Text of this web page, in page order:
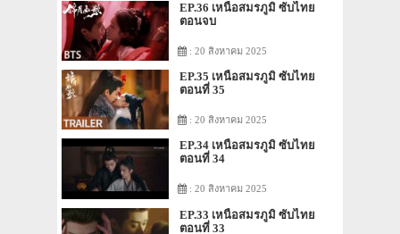
EP.36 เหนือสมรภูมิ ซับไทย
ตอนจบ
: 20 สิงหาคม 2025
EP.35 เหนือสมรภูมิ ซับไทย
ตอนที่ 35
: 20 สิงหาคม 2025
EP.34 เหนือสมรภูมิ ซับไทย
ตอนที่ 34
: 20 สิงหาคม 2025
EP.33 เหนือสมรภูมิ ซับไทย
ตอนที่ 33